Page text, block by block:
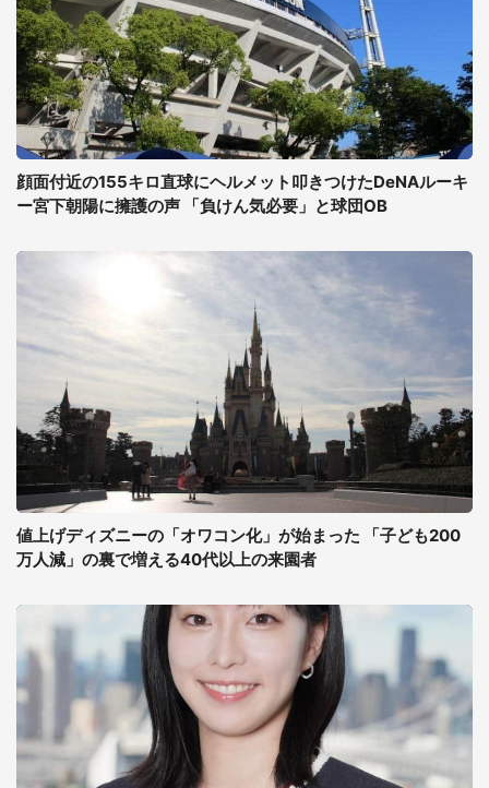
顔面付近の155キロ直球にヘルメット叩きつけたDeNAルーキ
ー宮下朝陽に擁護の声 「負けん気必要」と球団OB
値上げディズニーの「オワコン化」が始まった 「子ども200
万人減」の裏で増える40代以上の来園者